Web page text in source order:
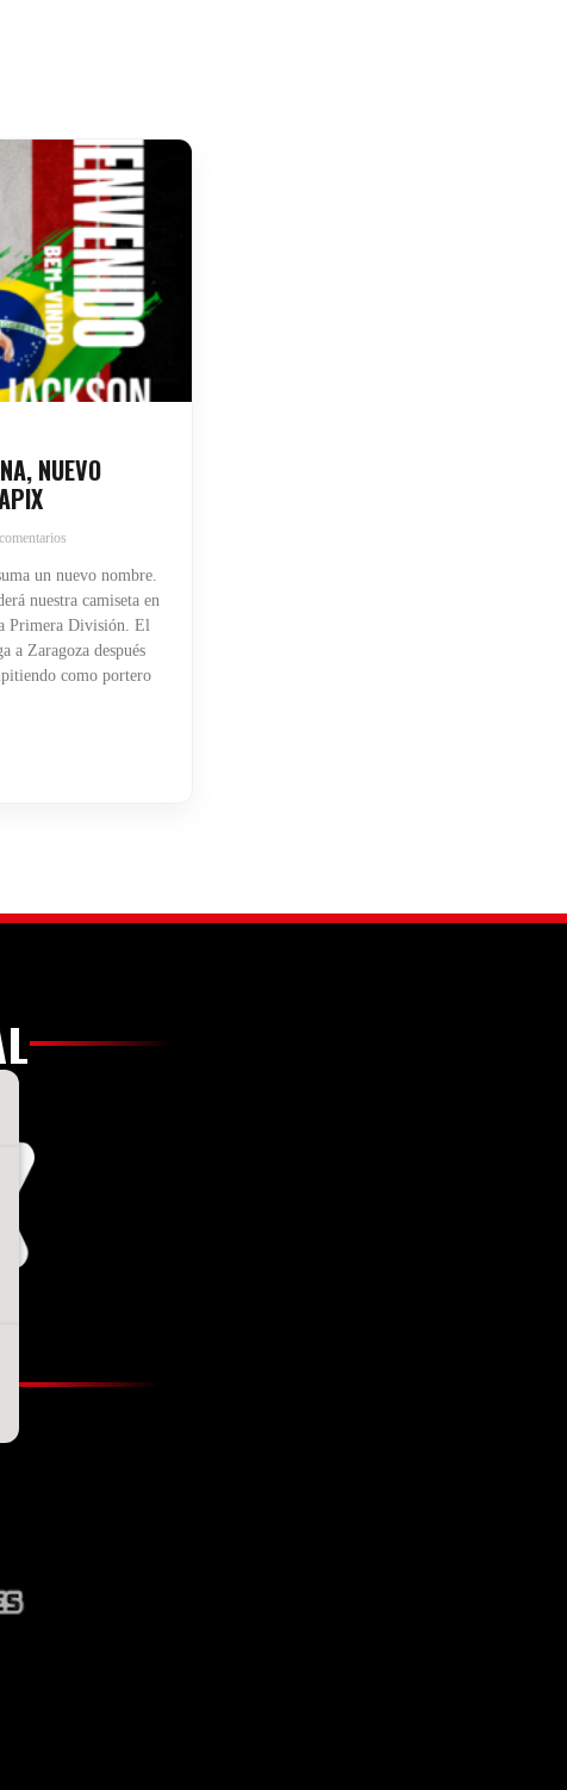
NUEVO
un nuevo nombre.
nuestra camiseta en
Primera División. El
a Zaragoza después
como portero